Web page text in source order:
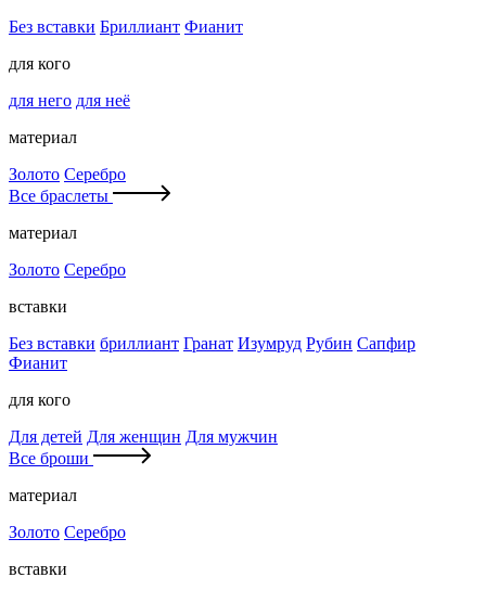
Без вставки Бриллиант Фианит
для кого
для него для неё
материал
Золото Серебро
Все браслеты
материал
Золото Серебро
вставки
Без вставки бриллиант Гранат Изумруд Рубин Сапфир
Фианит
для кого
Для детей Для женщин Для мужчин
Все броши
материал
Золото Серебро
вставки